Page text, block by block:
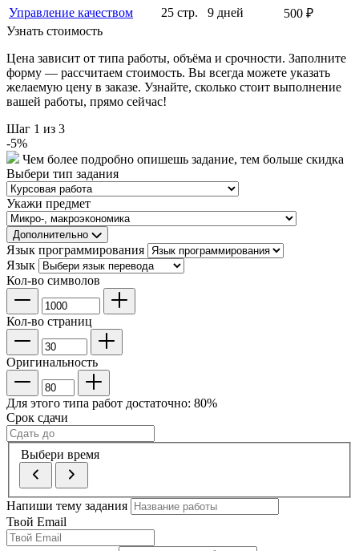
Управление качеством
25 стр. 9 дней
500 ₽
Узнать стоимость
Цена зависит от типа работы, объёма и срочности. Заполните
форму — рассчитаем стоимость. Вы всегда можете указать
желаемую цену в заказе. Узнайте, сколько стоит выполнение
вашей работы, прямо сейчас!
Шаг 1 из 3
-5%
Чем более подробно опишешь задание, тем больше скидка
Выбери тип задания
Укажи предмет
Дополнительно
Язык программирования
Язык
Кол-во символов
Кол-во страниц
Оригинальность
Для этого типа работ достаточно: 80%
Срок сдачи
Выбери время
Напиши тему задания
Твой Email